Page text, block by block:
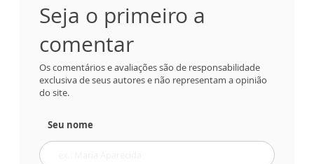
Seja o primeiro a
comentar
Os comentários e avaliações são de responsabilidade
exclusiva de seus autores e não representam a opinião
do site.
Seu nome